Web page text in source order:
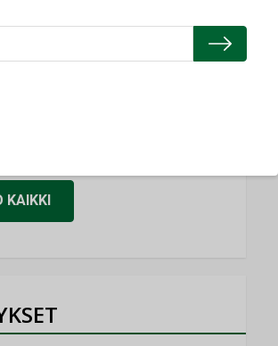
EPD-dokumenteista
tietojen vertailukelpoisuus?
KAIKKI